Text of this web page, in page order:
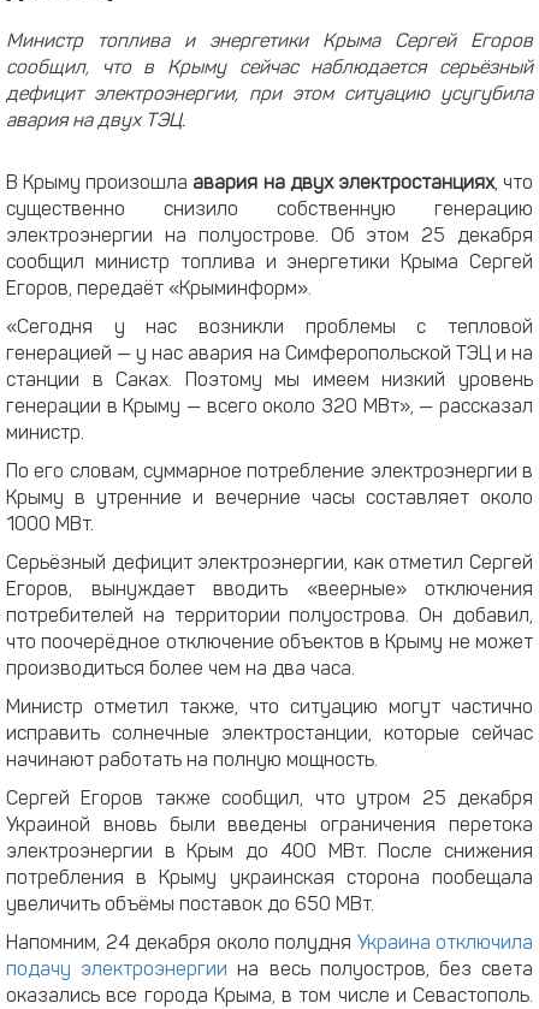
Министр топлива и энергетики Крыма Сергей Егоров
сообщил, что в Крыму сейчас наблюдается серьёзный
дефицит электроэнергии, при этом ситуацию усугубила
авария на двух ТЭЦ.
В Крыму произошла авария на двух электростанциях, что
существенно снизило собственную генерацию
электроэнергии на полуострове. Об этом 25 декабря
сообщил министр топлива и энергетики Крыма Сергей
Егоров, передаёт «Крыминформ».
«Сегодня у нас возникли проблемы с тепловой
генерацией — у нас авария на Симферопольской ТЭЦ и на
станции в Саках. Поэтому мы имеем низкий уровень
генерации в Крыму — всего около 320 МВт», — рассказал
министр.
По его словам, суммарное потребление электроэнергии в
Крыму в утренние и вечерние часы составляет около
1000 МВт.
Серьёзный дефицит электроэнергии, как отметил Сергей
Егоров, вынуждает вводить «веерные» отключения
потребителей на территории полуострова. Он добавил,
что поочерёдное отключение объектов в Крыму не может
производиться более чем на два часа.
Министр отметил также, что ситуацию могут частично
исправить солнечные электростанции, которые сейчас
начинают работать на полную мощность.
Сергей Егоров также сообщил, что утром 25 декабря
Украиной вновь были введены ограничения перетока
электроэнергии в Крым до 400 МВт. После снижения
потребления в Крыму украинская сторона пообещала
увеличить объёмы поставок до 650 МВт.
Напомним, 24 декабря около полудня Украина отключила
подачу электроэнергиина весь полуостров, без света
оказались все города Крыма, в том числе и Севастополь.